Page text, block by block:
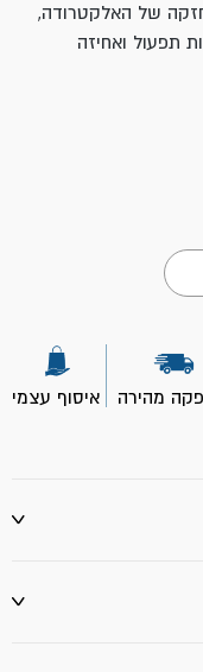
של האלקטרודה,
תפעול ואחיזה
מהירה איסוף עצמי